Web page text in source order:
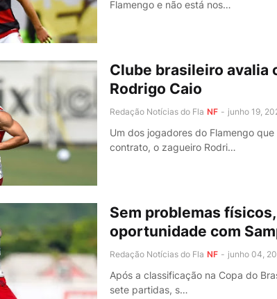
Flamengo e não está nos…
Clube brasileiro avalia
Rodrigo Caio
Redação Notícias do Fla NF - junho 19,
Um dos jogadores do Flamengo
contrato, o zagueiro Rodri…
Sem problemas
oportunidade com
Redação Notícias do Fla NF - junho 04,
Após a classificação na Copa do
sete partidas, s…